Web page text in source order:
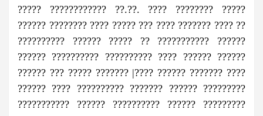
????? ???????????? ??.??. ???? ???????? ?????
?????? ???????? ???? ????? ??? ???? ??????? ???? ??
?????????? ?????? ????? ?? ??????????? ??????
?????? ?????????? ?????????? ???? ?????? ??????
?????? ??? ????? ??????? |???? ?????? ??????? ????
?????? ???? ?????????? ??????? ?????? ?????????
??????????? ?????? ?????????? ?????? ?????????